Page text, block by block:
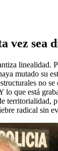
vez sea
linealidad.
mutado su
no se
lo que está
territorialidad,
radical sin